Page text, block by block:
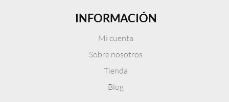
INFORMACIÓN
Mi cuenta
Sobre nosotros
Tienda
Blog